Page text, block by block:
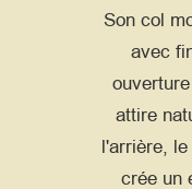
Son col
avec
attire
l'arrière, le
crée un